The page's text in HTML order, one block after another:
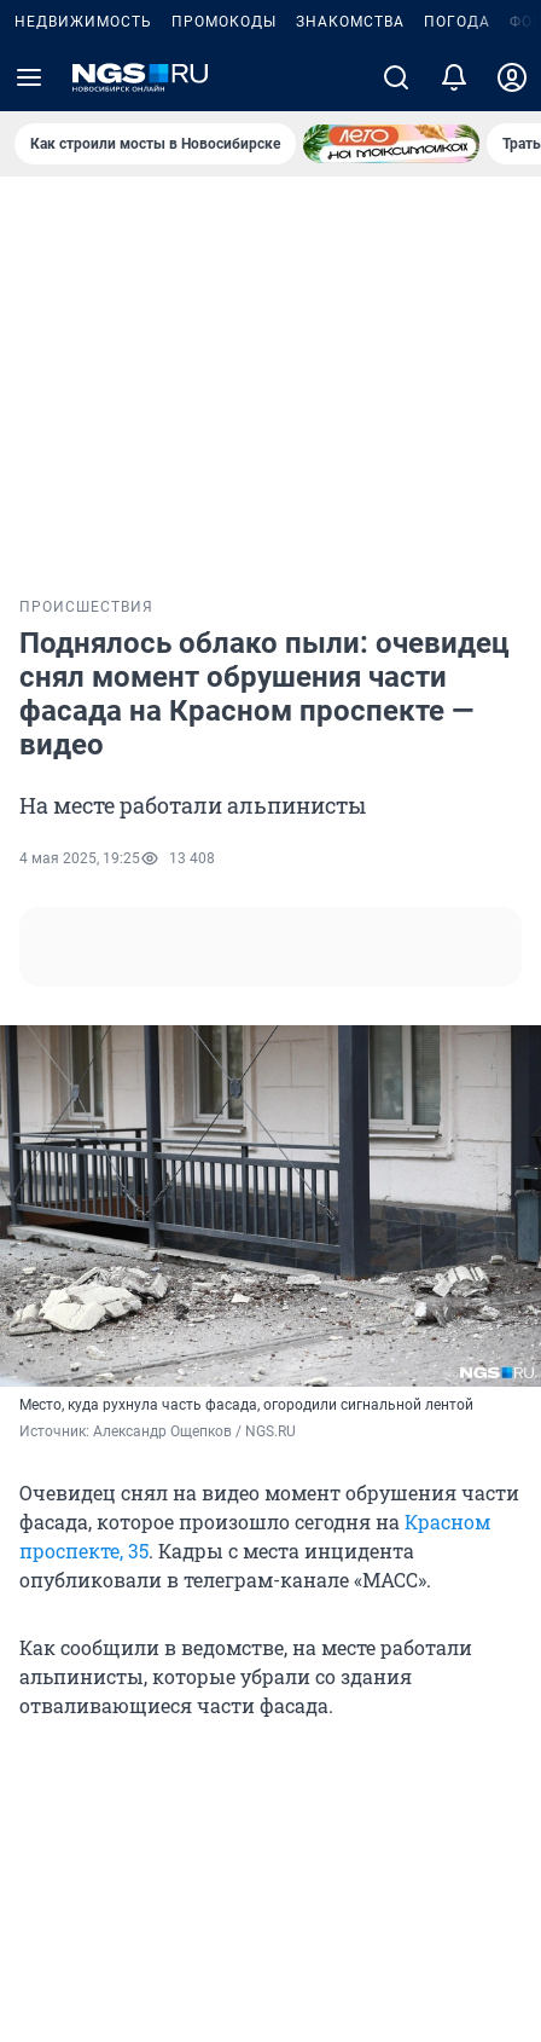
НЕДВИЖИМОСТЬ ПРОМОКОДЫ ЗНАКОМСТВА ПОГОДА
Как строили мосты в Новосибирске
ПРОИСШЕСТВИЯ
Поднялось облако пыли: очевидец
снял момент обрушения части
фасада на Красном проспекте —
видео
На месте работали альпинисты
4 мая 2025, 19:25 13 408
Место, куда рухнула часть фасада, огородили сигнальной лентой
Источник: Александр Ощепков / NGS.RU
Очевидец снял на видео момент обрушения части
фасада, которое произошло сегодня наКрасном
проспекте, 35. Кадры с места инцидента
опубликовали в телеграм-канале «МАСС».
Как сообщили в ведомстве, на месте работали
альпинисты, которые убрали со здания
отваливающиеся части фасада.